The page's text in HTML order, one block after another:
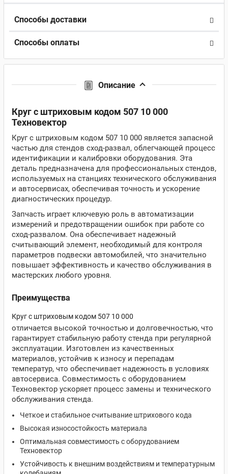
Способы доставки
Способы оплаты
Описание
Круг с штриховым кодом 507 10 000
Техновектор
Круг с штриховым кодом 507 10 000 является запасной
частью для стендов сход-развал, облегчающей процесс
идентификации и калибровки оборудования. Эта
деталь предназначена для профессиональных стендов,
используемых на станциях технического обслуживания
и автосервисах, обеспечивая точность и ускорение
диагностических процедур.
Запчасть играет ключевую роль в автоматизации
измерений и предотвращении ошибок при работе со
сход-развалом. Она обеспечивает надежный
считывающий элемент, необходимый для контроля
параметров подвески автомобилей, что значительно
повышает эффективность и качество обслуживания в
мастерских любого уровня.
Преимущества
Круг с штриховым кодом 507 10 000
отличается высокой точностью и долговечностью, что
гарантирует стабильную работу стенда при регулярной
эксплуатации. Изготовлен из качественных
материалов, устойчив к износу и перепадам
температур, что обеспечивает надежность в условиях
автосервиса. Совместимость с оборудованием
Техновектор ускоряет процесс замены и технического
обслуживания стенда.
Четкое и стабильное считывание штрихового кода
Высокая износостойкость материала
Оптимальная совместимость с оборудованием
Техновектор
Устойчивость к внешним воздействиям и температурным